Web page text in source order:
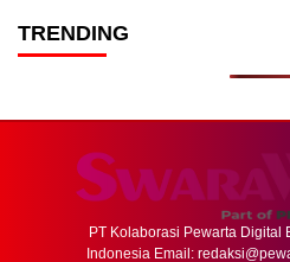
TRENDING
PT Kolaborasi Pewarta Digital
Indonesia Email: